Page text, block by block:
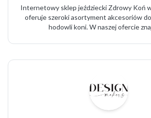
Internetowy sklep jeździecki Zdrowy Koń
oferuje szeroki asortyment akcesoriów
hodowli koni. W naszej ofercie